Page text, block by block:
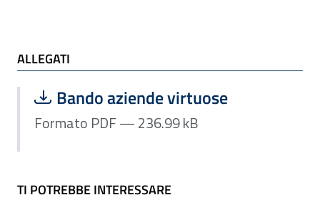
ALLEGATI e TI POTREBBE INTERESSARE
ALLEGATI
Scarica file:
Bando aziende virtuose
Formato PDF — Dimensione 236.99 kB
Formato PDF — 236.99 kB
TI POTREBBE INTERESSARE